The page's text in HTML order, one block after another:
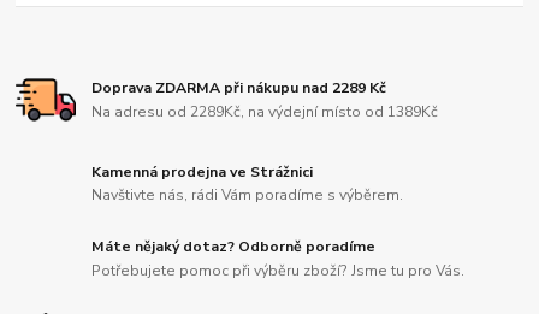
Doprava ZDARMA při nákupu nad 2289 Kč
Na adresu od 2289Kč, na výdejní místo od 1389Kč
Kamenná prodejna ve Strážnici
Navštivte nás, rádi Vám poradíme s výběrem.
Máte nějaký dotaz? Odborně poradíme
Potřebujete pomoc při výběru zboží? Jsme tu pro Vás.